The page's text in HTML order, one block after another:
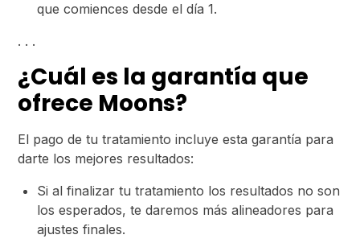
que comiences desde el día 1.
. . .
¿Cuál es la garantía que
ofrece Moons?
El pago de tu tratamiento incluye esta garantía para
darte los mejores resultados:
Si al finalizar tu tratamiento los resultados no son
los esperados, te daremos más alineadores para
ajustes finales.